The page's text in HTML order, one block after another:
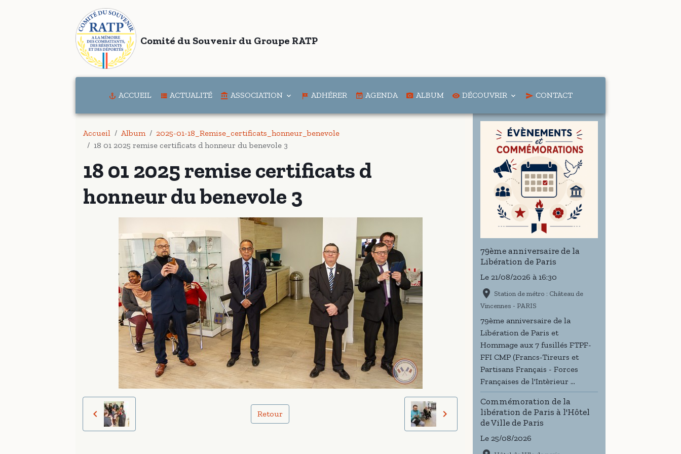
Comité du Souvenir du Groupe RATP
ACCUEIL ACTUALITÉ ASSOCIATION ADHÉRER AGENDA ALBUM DÉCOUVRIR CONTACT
Accueil Album
2025-01-18_Remise_certificats_honneur_benevole
18 01 2025 remise certificats d honneur du benevole 3
18 01 2025 remise certificats d
honneur du benevole 3
Retour
79ème anniversaire de la
Libération de Paris
Le 21/08/2026 à 16:30
Station de métro : Château de
Vincennes - PARIS
79ème anniversaire de la
Libération de Paris et
Hommage aux 7 fusillés FTPF-
FFI CMP (Francs-Tireurs et
Partisans Français - Forces
Françaises de l'Intèrieur ...
Commémoration de la
libération de Paris à l'Hôtel
de Ville de Paris
Le 25/08/2026